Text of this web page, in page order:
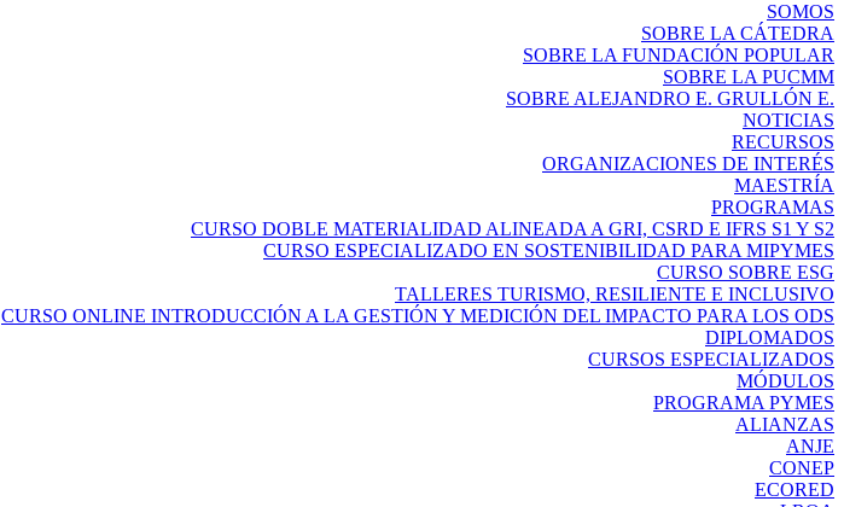
SOMOS
SOBRE LA CÁTEDRA
SOBRE LA FUNDACIÓN POPULAR
SOBRE LA PUCMM
SOBRE ALEJANDRO E. GRULLÓN E.
NOTICIAS
RECURSOS
ORGANIZACIONES DE INTERÉS
MAESTRÍA
PROGRAMAS
CURSO DOBLE MATERIALIDAD ALINEADA A GRI, CSRD E IFRS S1 Y S2
CURSO ESPECIALIZADO EN SOSTENIBILIDAD PARA MIPYMES
CURSO SOBRE ESG
TALLERES TURISMO, RESILIENTE E INCLUSIVO
CURSO ONLINE INTRODUCCIÓN A LA GESTIÓN Y MEDICIÓN DEL IMPACTO PARA LOS ODS
DIPLOMADOS
CURSOS ESPECIALIZADOS
MÓDULOS
PROGRAMA PYMES
ALIANZAS
ANJE
CONEP
ECORED